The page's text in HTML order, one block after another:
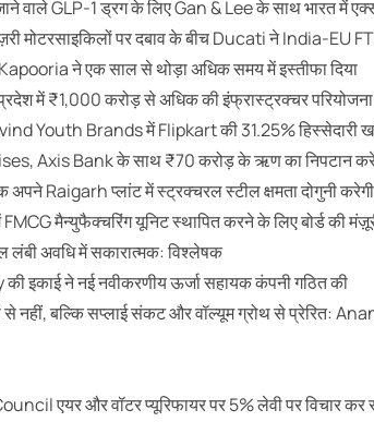
वाले GLP-1 ड्रग के लिए Gan & Lee के साथ भारत में
मोटरसाइकिलों पर दबाव के बीच Ducati ने India-EU
ने एक साल से थोड़ा अधिक समय में इस्तीफा दिया
में ₹1,000 करोड़ से अधिक की इंफ्रास्ट्रक्चर परियोजना
Youth Brands में Flipkart की 31.25% हिस्सेदारी
Axis Bank के साथ ₹70 करोड़ के ऋण का निपटान
Raigarh प्लांट में स्ट्रक्चरल स्टील क्षमता दोगुनी करेगी
मैन्युफैक्चरिंग यूनिट स्थापित करने के लिए बोर्ड की
अवधि में सकारात्मक: विश्लेषक
इकाई ने नई नवीकरणीय ऊर्जा सहायक कंपनी गठित की
से नहीं, बल्कि सप्लाई संकट और वॉल्यूम ग्रोथ से प्रेरित:
एयर और वॉटर प्यूरिफायर पर 5% लेवी पर विचार कर